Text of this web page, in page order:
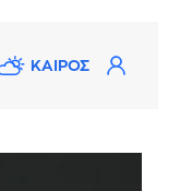
ΚΑΙΡΟΣ